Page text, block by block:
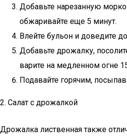
Добавьте нарезанную
обжаривайте еще 5 минут.
Влейте бульон и доведите
Добавьте дрожалку,
варите на медленном огне
Подавайте горячим,
2. Салат с дрожалкой
Дрожалка лиственная также